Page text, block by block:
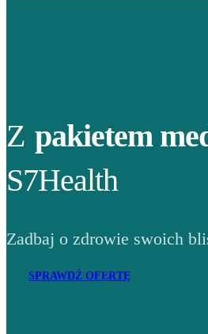
Z pakietem
S7Health
Zadbaj o zdrowie swoich
SPRAWDŹ OFERTĘ